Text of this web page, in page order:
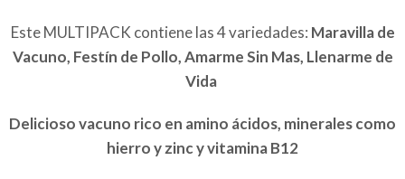
Este MULTIPACK contiene las 4 variedades: Maravilla de
Vacuno, Festín de Pollo, Amarme Sin Mas, Llenarme de
Vida
Delicioso vacuno rico en amino ácidos, minerales como
hierro y zinc y vitamina B12